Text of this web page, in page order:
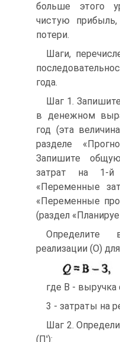
больше этого
чистую
потери.
Шаги,
года.
Шаг 1.
в денежном
год (эта
разделе
Запишите
затрат на 1-
«Переменные
«Переменные
(раздел
Определите
реализации (О)
где В - выручка
3 - затраты на
Шаг 2.
(П'):